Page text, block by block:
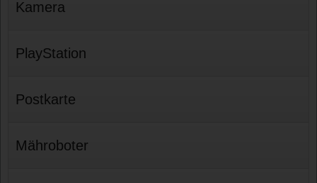
Kamera
PlayStation
Postkarte
Mähroboter